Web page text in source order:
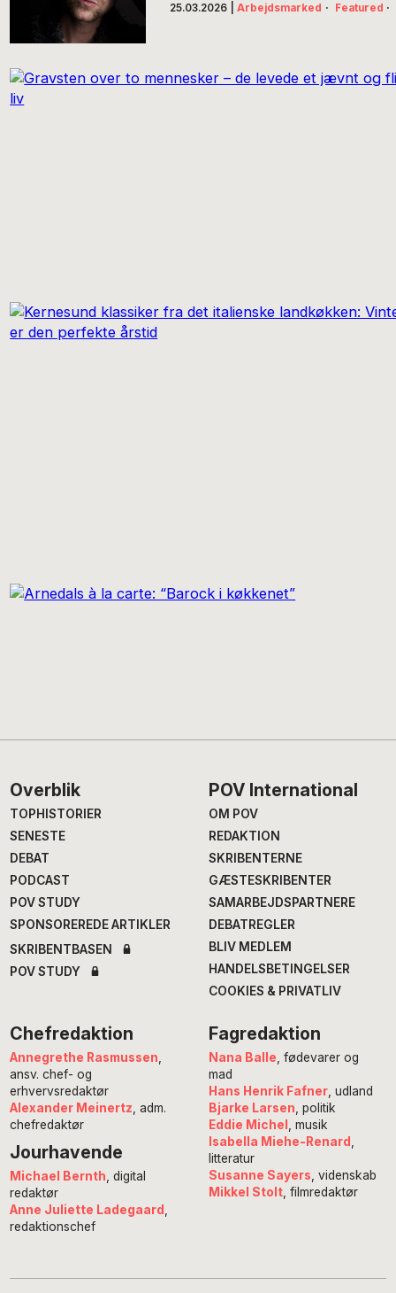
25.03.2026 Arbejdsmarked · Featured ·
Footer
Overblik
TOPHISTORIER
SENESTE
DEBAT
PODCAST
POV STUDY
SPONSOREREDE ARTIKLER
SKRIBENTBASEN
POV STUDY
POV International
OM POV
REDAKTION
SKRIBENTERNE
GÆSTESKRIBENTER
SAMARBEJDSPARTNERE
DEBATREGLER
BLIV MEDLEM
HANDELSBETINGELSER
COOKIES & PRIVATLIV
Chefredaktion
Annegrethe Rasmussen,
ansv. chef- og
erhvervsredaktør
Alexander Meinertz, adm.
chefredaktør
Jourhavende
Michael Bernth , digital
redaktør
Anne Juliette Ladegaard
redaktionschef
Fagredaktion
Nana Balle, fødevarer og
mad
Hans Henrik Fafner, udland
Bjarke Larsen, politik
Eddie Michel , musik
Isabella Miehe-Renard ,
litteratur
Susanne Sayers, videnskab
Mikkel Stolt, filmredaktør